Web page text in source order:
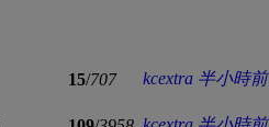
15/707 kcextra 半小時前